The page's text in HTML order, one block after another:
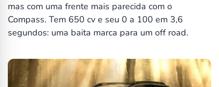
mas com uma frente mais parecida com o
Compass. Tem 650 cv e seu 0 a 100 em 3,6
segundos: uma baita marca para um off road.